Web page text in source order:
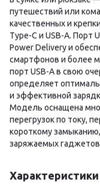
путешествий или
качественных и
Type-C и USB-A. Порт
Power Delivery и
смартфонов и более
порт USB-A в свою
определяет
и эффективной
Модель оснащена
перегрузок по току,
короткому
заряжаемых
Характеристики